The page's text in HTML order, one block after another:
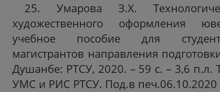
25. Умарова З.Х.
художественного оформления
учебное пособие для
магистрантов направления
Душанбе: РТСУ, 2020. – 59 с. – 3,6 п.л.
УМС и РИС РТСУ. Под.в печ.06.10.2020